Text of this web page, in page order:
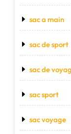
sac a main
sac de sport
sac de
sac sport
sac voyage